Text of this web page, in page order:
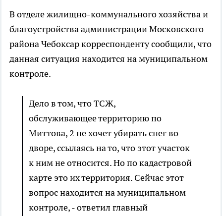
В отделе жилищно-коммунального хозяйства и
благоустройства администрации Московского
района Чебоксар корреспонденту сообщили, что
данная ситуация находится на муниципальном
контроле.
Дело в том, что ТСЖ,
обслуживающее территорию по
Миттова, 2 не хочет убирать снег во
дворе, ссылаясь на то, что этот участок
к ним не относится. Но по кадастровой
карте это их территория. Сейчас этот
вопрос находится на муниципальном
контроле, - ответил главный